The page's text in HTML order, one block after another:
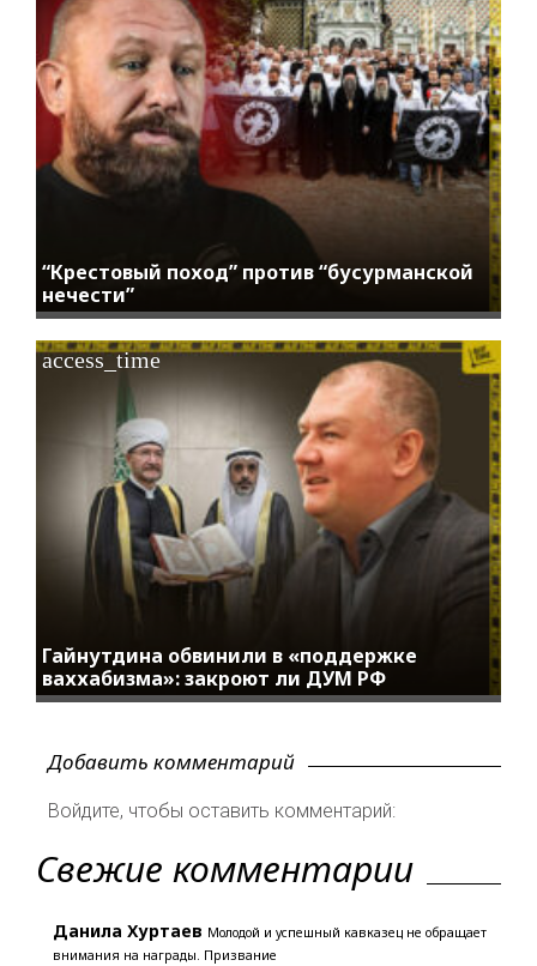
“Крестовый поход” против “бусурманской
нечести”
Гайнутдина обвинили в «поддержке
ваххабизма»: закроют ли ДУМ РФ
access_time
Добавить комментарий
Войдите, чтобы оставить комментарий:
Свежие комментарии
Данила Хуртаев Молодой и успешный кавказец не обращает
внимания на награды. Призвание